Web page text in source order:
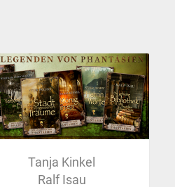
Tanja Kinkel
Ralf Isau